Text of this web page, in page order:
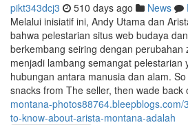
pikt343dcj3 510 days ago News
Melalui inisiatif ini, Andy Utama dan
bahwa pelestarian situs web budaya
berkembang seiring dengan perubahan
menjadi lambang semangat pelestarian
hubungan antara manusia dan alam.
snacks from The seller, then wade back
montana-
to-know-about-arista-montana-adalah